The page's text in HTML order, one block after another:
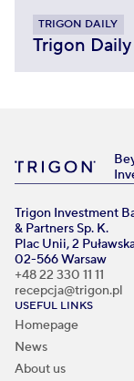
TRIGON DAILY
Trigon
Trigon Investment
& Partners Sp. K.
Plac Unii, 2
02-566 Warsaw
+48 22 330 11 11
recepcja@trigon.pl
USEFUL LINKS
Homepage
News
About us